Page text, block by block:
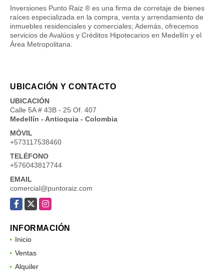
Inversiones Punto Raiz ® es una firma de corretaje de bienes
raíces especializada en la compra, venta y arrendamiento de
inmuebles residenciales y comerciales; Además, ofrecemos
servicios de Avalúos y Créditos Hipotecarios en Medellín y el
Área Metropolitana.
UBICACIÓN Y CONTACTO
UBICACIÓN
Calle 5A # 43B - 25 Of. 407
Medellín - Antioquia - Colombia
MÓVIL
+573117538460
TELÉFONO
+576043817744
EMAIL
comercial@puntoraiz.com
Facebook
X Instagram
INFORMACIÓN
Inicio
Ventas
Alquiler